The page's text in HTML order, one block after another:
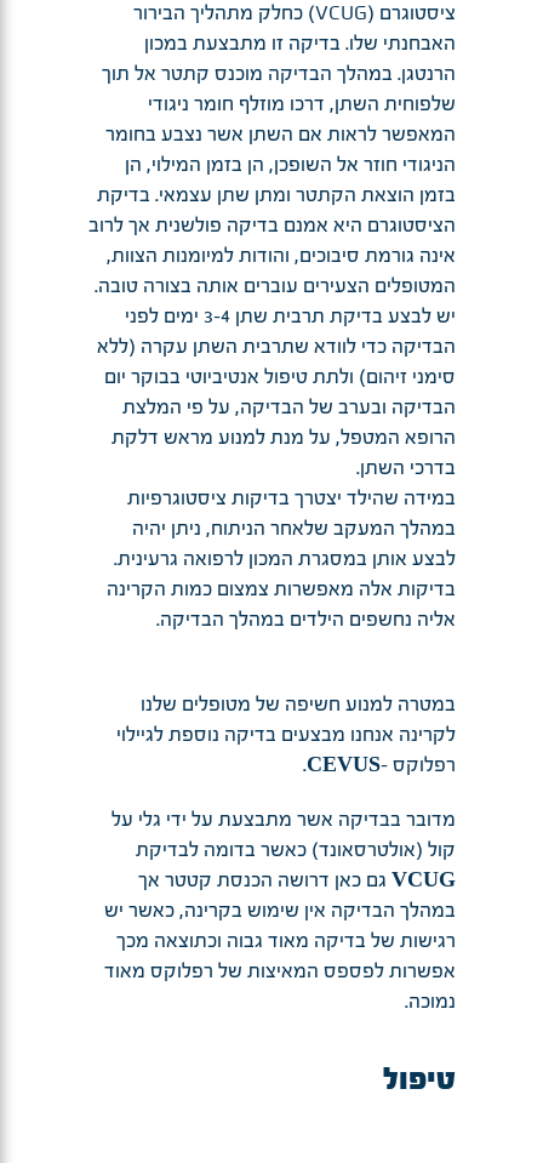
ציסטוגרם (VCUG) כחלק מתהליך הבירור
האבחנתי שלו. בדיקה זו מתבצעת במכון
הרנטגן. במהלך הבדיקה מוכנס קתטר אל תוך
שלפוחית השתן, דרכו מוזלף חומר ניגודי
המאפשר לראות אם השתן אשר נצבע בחומר
הניגודי חוזר אל השופכן, הן בזמן המילוי, הן
בזמן הוצאת הקתטר ומתן שתן עצמאי. בדיקת
הציסטוגרם היא אמנם בדיקה פולשנית אך לרוב
אינה גורמת סיבוכים, והודות למיומנות הצוות,
המטופלים הצעירים עוברים אותה בצורה טובה.
יש לבצע בדיקת תרבית שתן 3-4 ימים לפני
הבדיקה כדי לוודא שתרבית השתן עקרה (ללא
סימני זיהום) ולתת טיפול אנטיביוטי בבוקר יום
הבדיקה ובערב של הבדיקה, על פי המלצת
הרופא המטפל, על מנת למנוע מראש דלקת
בדרכי השתן.
במידה שהילד יצטרך בדיקות ציסטוגרפיות
במהלך המעקב שלאחר הניתוח, ניתן יהיה
לבצע אותן במסגרת המכון לרפואה גרעינית.
בדיקות אלה מאפשרות צמצום כמות הקרינה
אליה נחשפים הילדים במהלך הבדיקה.
במטרה למנוע חשיפה של מטופלים שלנו
לקרינה אנחנו מבצעים בדיקה נוספת לגיילוי
רפלוקס -CEVUS
.
מדובר בבדיקה אשר מתבצעת על ידי גלי על
קול (אולטרסאונד) כאשר בדומה לבדיקת
VCUG גם כאן דרושה הכנסת קטטר אך
במהלך הבדיקה אין שימוש בקרינה, כאשר יש
רגישות של בדיקה מאוד גבוה וכתוצאה מכך
אפשרות לפספס המאיצות של רפלוקס מאוד
נמוכה.
טיפול